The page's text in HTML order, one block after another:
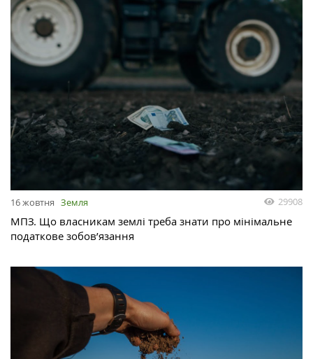
16 жовтня Земля 29908
МПЗ. Що власникам землі треба знати про мінімальне
податкове зобов’язання